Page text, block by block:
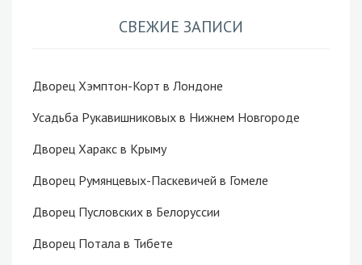
СВЕЖИЕ ЗАПИСИ
Дворец Хэмптон-Корт в Лондоне
Усадьба Рукавишниковых в Нижнем Новгороде
Дворец Харакс в Крыму
Дворец Румянцевых-Паскевичей в Гомеле
Дворец Пусловских в Белоруссии
Дворец Потала в Тибете